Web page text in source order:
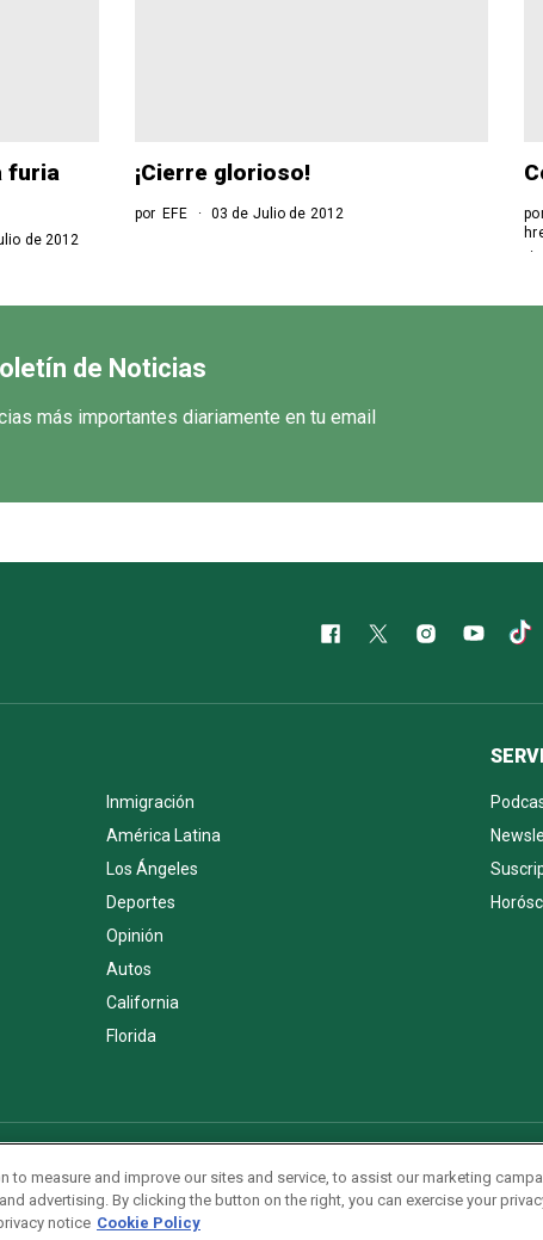
furia
de 2012
¡Cierre glorioso!
porEFE 03 de Julio de 2012
de Noticias
más importantes diariamente en tu email
Inmigración
América Latina
Los Ángeles
Deportes
Opinión
Autos
California
Florida
Pautas Editoriales AdChoices Advertise with us
to measure and improve our sites and service, to assist our marketing
advertising. By clicking the button on the right, you can exercise your
notice Cookie Policy